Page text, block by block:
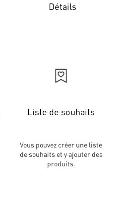
Détails
Liste de souhaits
Vous pouvez créer une liste
de souhaits et y ajouter des
produits.